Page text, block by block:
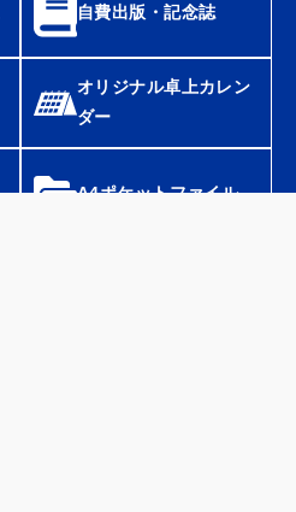
自費出版・記念誌
オリジナル卓上カレン
ダー
A4ポケットファイル